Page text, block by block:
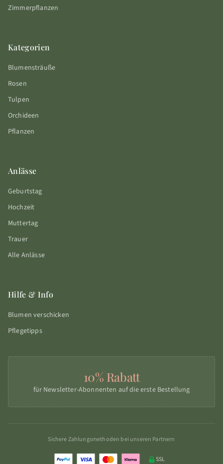
Zimmerpflanzen
Kategorien
Blumensträuße
Rosen
Tulpen
Orchideen
Pflanzen
Anlässe
Geburtstag
Hochzeit
Muttertag
Trauer
Alle Anlässe
Hilfe & Info
Blumen verschicken
Pflegetipps
10% Rabatt
für Newsletter-Abonnenten auf die erste Bestellung
Sichere Zahlungsmethoden bei unseren Partnern
SSL